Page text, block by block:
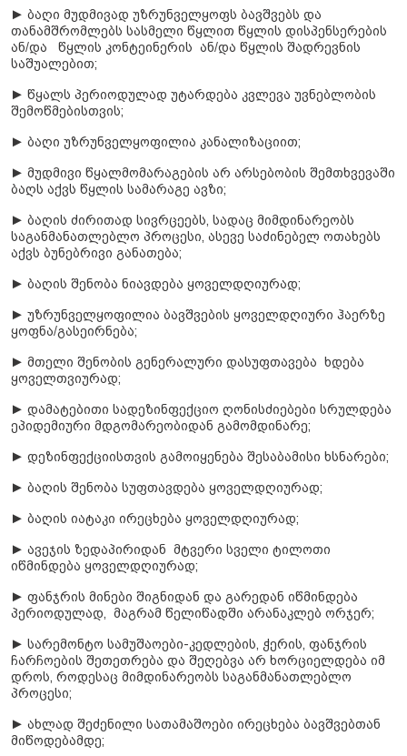
► ბაღი მუდმივად უზრუნველყოფს ბავშვებს და
თანამშრომლებს სასმელი წყლით წყლის დისპენსერების
ან/და წყლის კონტეინერის ან/და წყლის შადრევნის
საშუალებით;
► წყალს პერიოდულად უტარდება კვლევა უვნებლობის
შემოწმებისთვის;
► ბაღი უზრუნველყოფილია კანალიზაციით;
► მუდმივი წყალმომარაგების არ არსებობის შემთხვევაში
ბაღს აქვს წყლის სამარაგე ავზი;
► ბაღის ძირითად სივრცეებს, სადაც მიმდინარეობს
საგანმანათლებლო პროცესი, ასევე საძინებელ ოთახებს
აქვს ბუნებრივი განათება;
► ბაღის შენობა ნიავდება ყოველდღიურად;
► უზრუნველყოფილია ბავშვების ყოველდღიური ჰაერზე
ყოფნა/გასეირნება;
► მთელი შენობის გენერალური დასუფთავება ხდება
ყოველთვიურად;
► დამატებითი სადეზინფექციო ღონისძიებები სრულდება
ეპიდემიური მდგომარეობიდან გამომდინარე;
► დეზინფექციისთვის გამოიყენება შესაბამისი ხსნარები;
► ბაღის შენობა სუფთავდება ყოველდღიურად;
► ბაღის იატაკი ირეცხება ყოველდღიურად;
► ავეჯის ზედაპირიდან მტვერი სველი ტილოთი
იწმინდება ყოველდღიურად;
► ფანჯრის მინები შიგნიდან და გარედან იწმინდება
პერიოდულად, მაგრამ წელიწადში არანაკლებ ორჯერ;
► სარემონტო სამუშაოები-კედლების, ჭერის, ფანჯრის
ჩარჩოების შეთეთრება და შეღებვა არ ხორციელდება იმ
დროს, როდესაც მიმდინარეობს საგანმანათლებლო
პროცესი;
► ახლად შეძენილი სათამაშოები ირეცხება ბავშვებთან
მიწოდებამდე;